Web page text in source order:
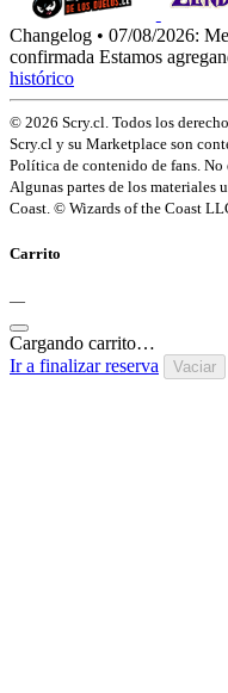
Changelog • 07/08/2026:
confirmada Estamos
histórico
© 2026 Scry.cl. Todos los
Scry.cl y su Marketplace son
Política de contenido de fans. No
Algunas partes de los materiales
Coast. © Wizards of the Coast
Carrito
—
Cargando carrito…
Ir a finalizar reserva
Vaciar